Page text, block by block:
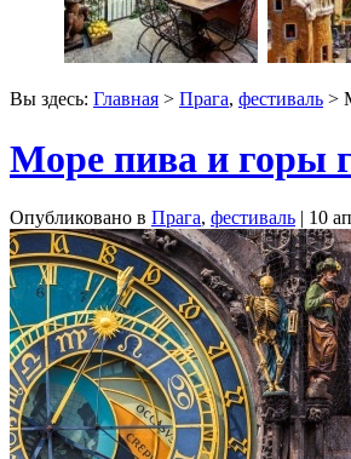
Вы здесь: Главная > Прага, фестиваль >
Море пива и горы
Опубликовано в Прага, фестиваль | 10